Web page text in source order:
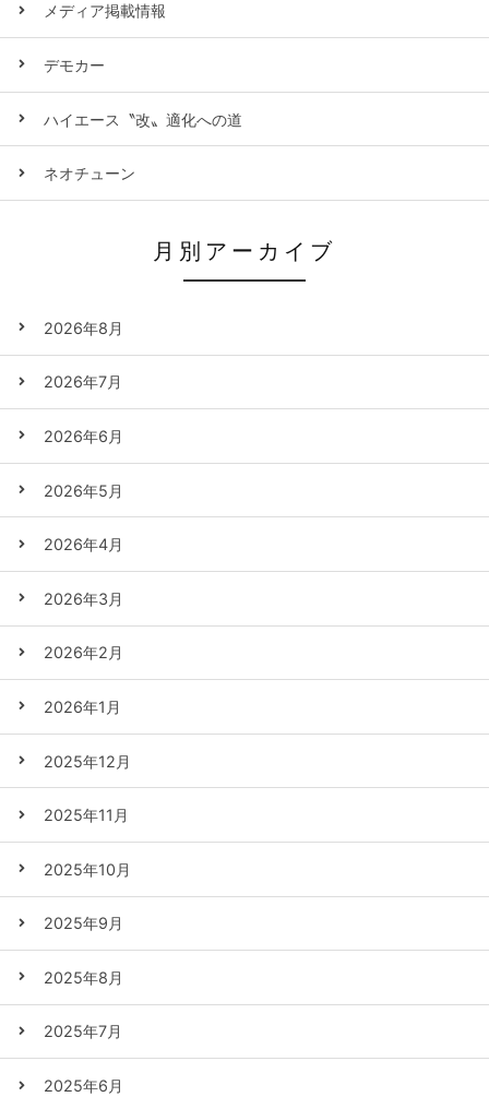
メディア掲載情報
デモカー
ハイエース〝改〟適化への道
ネオチューン
月別アーカイブ
2026年8月
2026年7月
2026年6月
2026年5月
2026年4月
2026年3月
2026年2月
2026年1月
2025年12月
2025年11月
2025年10月
2025年9月
2025年8月
2025年7月
2025年6月